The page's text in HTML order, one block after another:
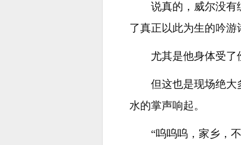
说真的，威尔没有
了真正以此为生的吟游
尤其是他身体受了
但这也是现场绝大
水的掌声响起。
“呜呜呜，家乡，